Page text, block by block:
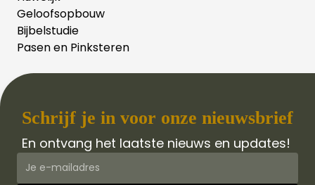
Geloofsopbouw
Bijbelstudie
Pasen en Pinksteren
Schrijf je in voor onze nieuwsbrief
En ontvang het laatste nieuws en updates!